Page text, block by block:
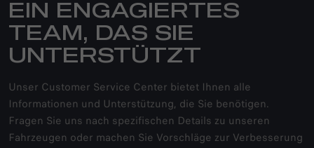
EIN ENGAGIERTES
TEAM, DAS SIE
UNTERSTÜTZT
Unser Customer Service Center bietet Ihnen alle
Informationen und Unterstützung, die Sie benötigen.
Fragen Sie uns nach spezifischen Details zu unseren
Fahrzeugen oder machen Sie Vorschläge zur Verbesserung